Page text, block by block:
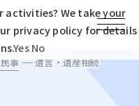
事 遺言・遺産相続
activities? We take your
privacy policy for details
Yes No